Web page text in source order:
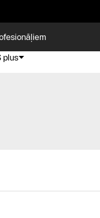
plus